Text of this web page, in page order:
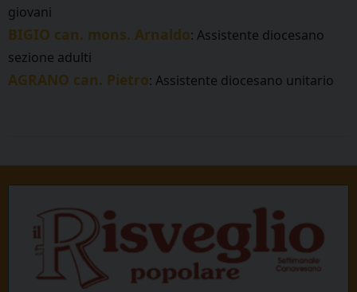
giovani
BIGIO can. mons. Arnaldo: Assistente diocesano
sezione adulti
AGRANO can. Pietro: Assistente diocesano unitario